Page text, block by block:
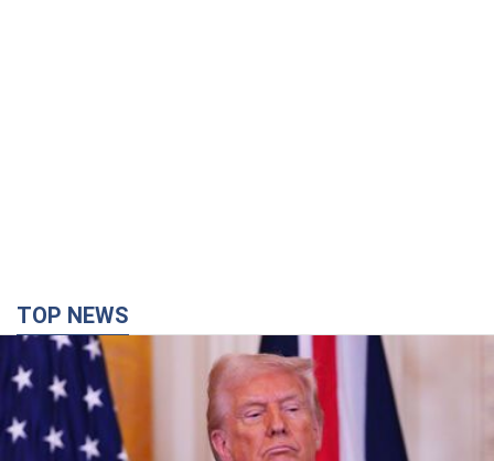
Конец эпохи "фактора Трампа": кто на самом
деле обеспечит Украине защиту от российской
баллистики. Интервью с Безсмертным